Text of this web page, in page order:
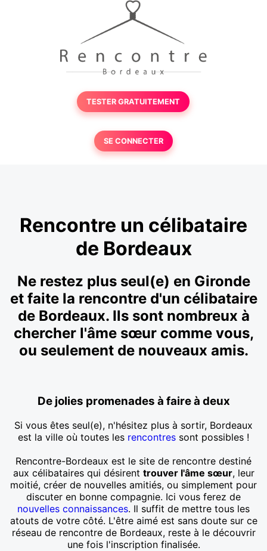
TESTER GRATUITEMENT
SE CONNECTER
Rencontre un célibataire
de Bordeaux
Ne restez plus seul(e) en Gironde
et faite la rencontre d'un célibataire
de Bordeaux. Ils sont nombreux à
chercher l'âme sœur comme vous,
ou seulement de nouveaux amis.
De jolies promenades à faire à deux
Si vous êtes seul(e), n'hésitez plus à sortir, Bordeaux
est la ville où toutes les rencontres sont possibles !
Rencontre-Bordeaux est le site de rencontre destiné
aux célibataires qui désirent trouver l'âme sœur, leur
moitié, créer de nouvelles amitiés, ou simplement pour
discuter en bonne compagnie. Ici vous ferez de
nouvelles connaissances. Il suffit de mettre tous les
atouts de votre côté. L'être aimé est sans doute sur ce
réseau de rencontre de Bordeaux, reste à le découvrir
une fois l'inscription finalisée.